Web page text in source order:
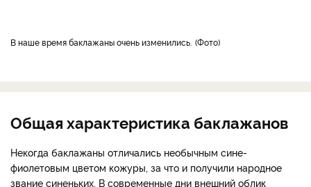
В наше время баклажаны очень изменились. Фото
Общая характеристика баклажанов
Некогда баклажаны отличались необычным сине-
фиолетовым цветом кожуры, за что и получили народное
звание синеньких. В современные дни внешний облик